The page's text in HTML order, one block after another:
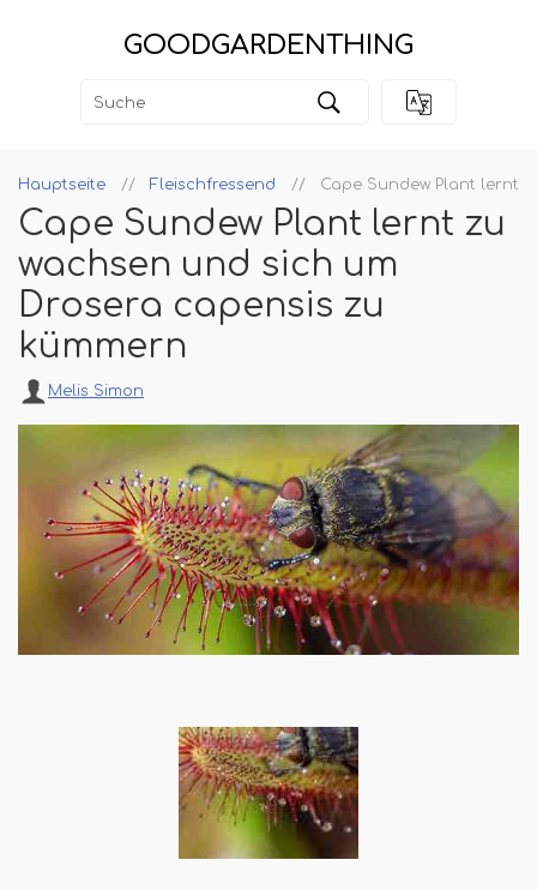
GOODGARDENTHING
Hauptseite Fleischfressend Cape Sundew Plant lernt
Cape Sundew Plant lernt zu
wachsen und sich um
Drosera capensis zu
kümmern
Melis Simon